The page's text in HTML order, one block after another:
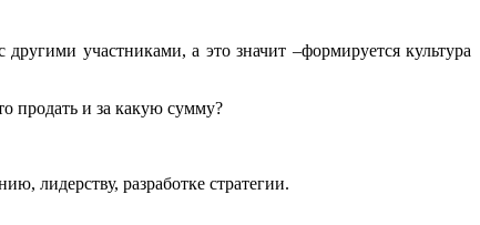
участниками, а это значит –формируется культура
продать и за какую сумму?
лидерству, разработке стратегии.